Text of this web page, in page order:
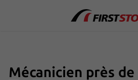
Mécanicien près